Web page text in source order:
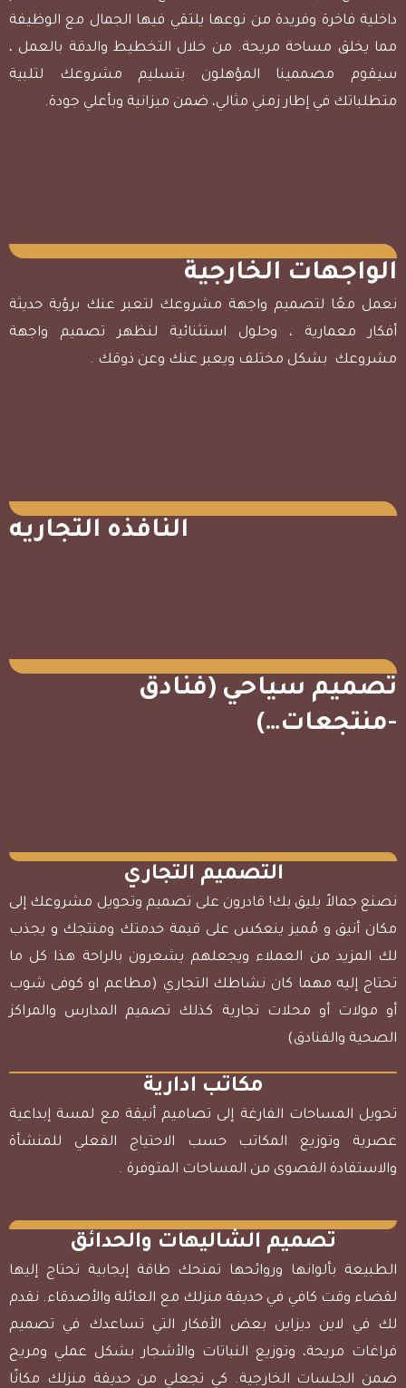
داخلية فاخرة وفريدة من نوعها يلتقي فيها الجمال مع الوظيفة
مما يخلق مساحة مريحة. من خلال التخطيط والدقة بالعمل ،
سيقوم مصممينا المؤهلون بتسليم مشروعك لتلبية
متطلباتك في إطار زمني مثالي، ضمن ميزانية وبأعلي جودة.
الواجهات الخارجية
نعمل معًا لتصميم واجهة مشروعك لتعبر عنك برؤية حديثة
أفكار معمارية ، وحلول استثنائية لنظهر تصميم واجهة
مشروعك بشكل مختلف ويعبر عنك وعن ذوقك .
⁠النافذه التجاريه
⁠تصميم سياحي (فنادق
-منتجعات…)
التصميم التجاري
نصنع جمالاً يليق بك! قادرون على تصميم وتحويل مشروعك إلى
مكان أنيق و مُميز ينعكس على قيمة خدمتك ومنتجك و يجذب
لك المزيد من العملاء ويجعلهم يشعرون بالراحة هذا كل ما
تحتاج إليه مهما كان نشاطك التجاري (مطاعم او كوفى شوب
أو مولات أو محلات تجارية كذلك تصميم المدارس والمراكز
الصحية والفنادق)
مكاتب ادارية
تحويل المساحات الفارغة إلى تصاميم أنيقة مع لمسة إبداعية
عصرية وتوزيع المكاتب حسب الاحتياج الفعلي للمنشأة
والاستفادة القصوى من المساحات المتوفرة .
تصميم الشاليهات والحدائق
الطبيعة بألوانها وروائحها تمنحك طاقة إيجابية تحتاج إليها
لقضاء وقت كافي في حديقة منزلك مع العائلة والأصدقاء. نقدم
لك في لاين ديزاين بعض الأفكار التي تساعدك في تصميم
فراغات مريحة، وتوزيع النباتات والأشجار بشكل عملي ومريح
ضمن الجلسات الخارجية. كي تجعلي من حديقة منزلك مكانًا